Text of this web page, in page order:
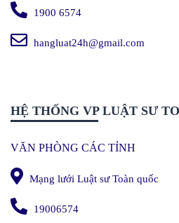
1900 6574
hangluat24h@gmail.com
HỆ THỐNG VP LUẬT SƯ
VĂN PHÒNG CÁC TỈNH
Mạng lưới Luật sư Toàn quốc
19006574